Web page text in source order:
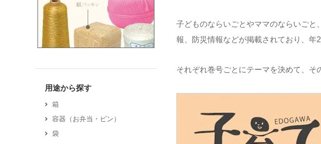
子どものならいごとやママのならいご
報、防災情報などが掲載されており、年
それぞれ巻号ごとにテーマを決めて、そ
用途から探す
箱
容器（お弁当・ビン）
袋